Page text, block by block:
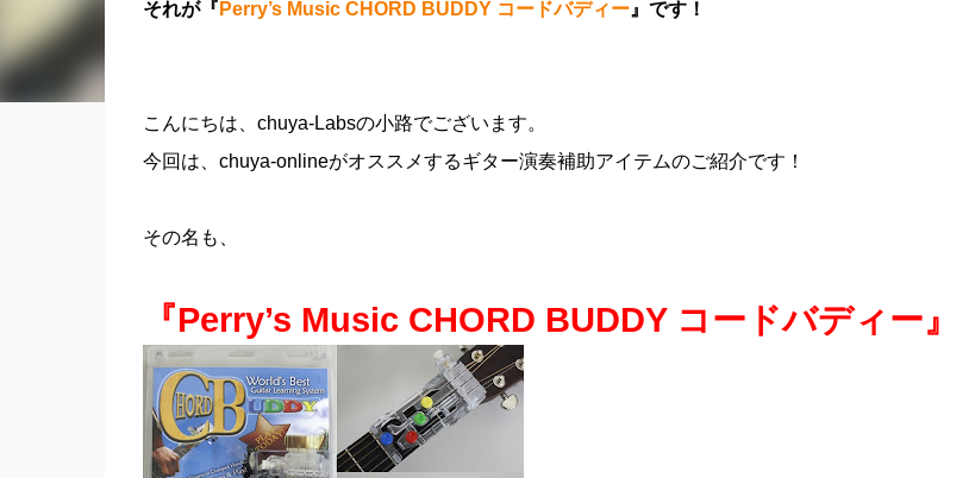
それが『 Perry’s Music CHORD BUDDY コードバディー』です！
こんにちは、chuya-Labsの小路でございます。
今回は、chuya-onlineがオススメするギター演奏補助アイテムのご紹介です！
その名も、
『Perry’s Music CHORD BUDDY コードバディー』